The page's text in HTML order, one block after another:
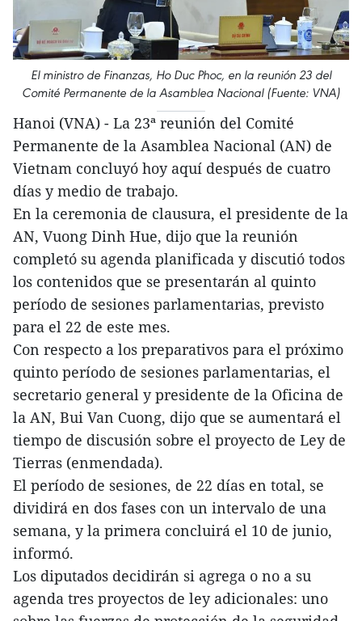
El ministro de Finanzas, Ho Duc Phoc, en la reunión 23 del
Comité Permanente de la Asamblea Nacional (Fuente: VNA)
Hanoi (VNA) - La 23ª reunión del Comité
Permanente de la Asamblea Nacional (AN) de
Vietnam concluyó hoy aquí después de cuatro
días y medio de trabajo.
En la ceremonia de clausura, el presidente de la
AN, Vuong Dinh Hue, dijo que la reunión
completó su agenda planificada y discutió todos
los contenidos que se presentarán al quinto
período de sesiones parlamentarias, previsto
para el 22 de este mes.
Con respecto a los preparativos para el próximo
quinto período de sesiones parlamentarias, el
secretario general y presidente de la Oficina de
la AN, Bui Van Cuong, dijo que se aumentará el
tiempo de discusión sobre el proyecto de Ley de
Tierras (enmendada).
El período de sesiones, de 22 días en total, se
dividirá en dos fases con un intervalo de una
semana, y la primera concluirá el 10 de junio,
informó.
Los diputados decidirán si agrega o no a su
agenda tres proyectos de ley adicionales: uno